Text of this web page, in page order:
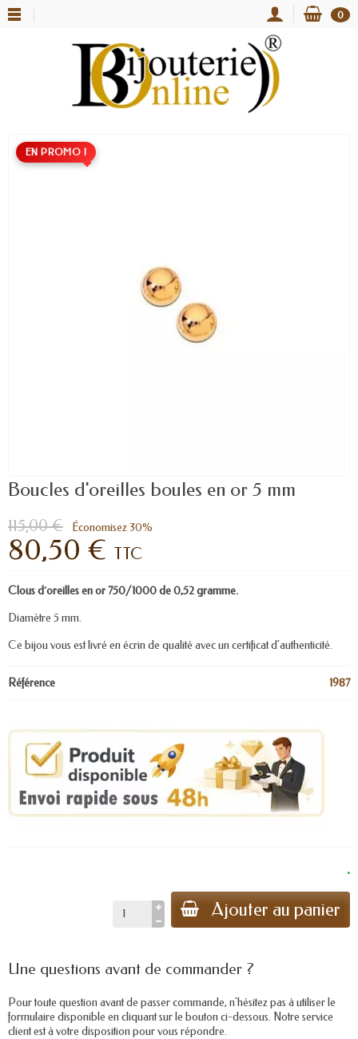
0
EN PROMO !
Boucles d'oreilles boules en or 5 mm
115,00 € Économisez 30%
80,50 € TTC
Clous d´oreilles en or 750/1000 de 0,52 gramme.
Diamètre 5 mm.
Ce bijou vous est livré en écrin de qualité avec un certificat d'authenticité.
Référence 1987
.
Ajouter au panier
Une questions avant de commander ?
Pour toute question avant de passer commande, n'hésitez pas à utiliser le
formulaire disponible en cliquant sur le bouton ci-dessous. Notre service
client est à votre disposition pour vous répondre.